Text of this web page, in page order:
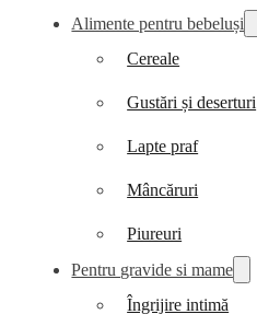
Alimente pentru bebeluși
Cereale
Gustări și deserturi
Lapte praf
Mâncăruri
Piureuri
Pentru gravide si mame
Îngrijire intimă